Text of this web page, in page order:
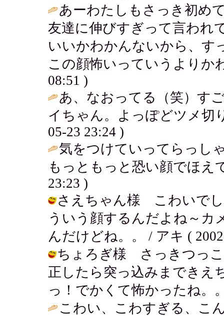
あーわたしもさっき初め
友達に伸びすぎって言われ
いいかわかんないから、す
この顔怖いっていうよりか
08:51 )
あ、なおってる（笑）す
イちゃん。よっぽどツメ切
05-23 23:24 )
気をつけていってらっし
もっともっと恐い顔でほえ
23:23 )
さえちゃん様 こわいでし
ういう顔するんだよね～カ
んだけどね。。 / アキ (
ちょろぎ様 さっきつっこ
正したら突っ込みまできえ
っ！でかくて怖かったね。
こわい、こわすぎる、こ